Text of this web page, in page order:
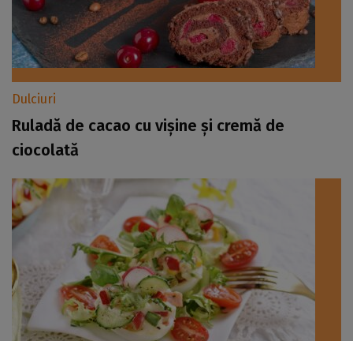
Dulciuri
Ruladă de cacao cu vișine și cremă de
ciocolată